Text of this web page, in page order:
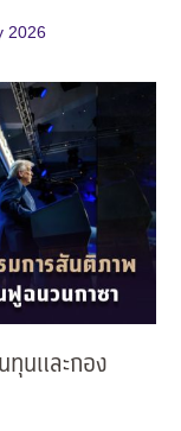
2026
ทุนและกอง